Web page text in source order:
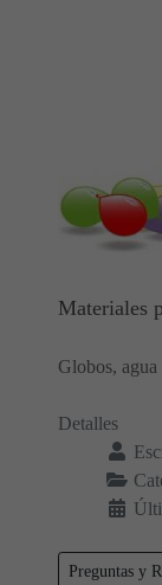
Materiales
Globos,
Detalles
Preguntas y